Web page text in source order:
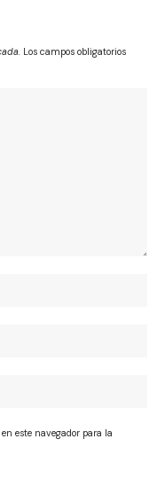
Los campos obligatorios
este navegador para la